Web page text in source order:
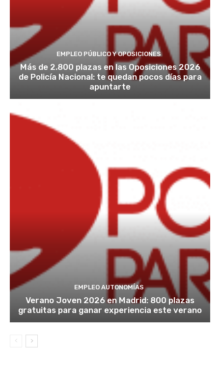
EMPLEO PÚBLICO Y OPOSICIONES
Más de 2.800 plazas en las Oposiciones 2026
de Policía Nacional: te quedan pocos días para
apuntarte
EMPLEO AUTONOMÍAS
Verano Joven 2026 en Madrid: 800 plazas
gratuitas para ganar experiencia este verano